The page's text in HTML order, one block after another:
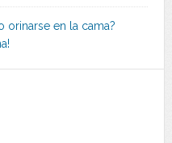
orinarse en la cama?